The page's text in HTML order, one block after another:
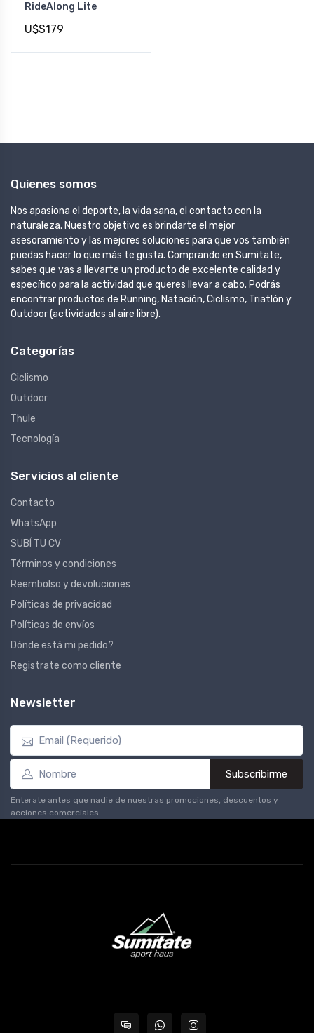
RideAlong Lite
U$S179
Quienes somos
Nos apasiona el deporte, la vida sana, el contacto con la
naturaleza. Nuestro objetivo es brindarte el mejor
asesoramiento y las mejores soluciones para que vos también
puedas hacer lo que más te gusta. Comprando en Sumitate,
sabes que vas a llevarte un producto de excelente calidad y
específico para la actividad que queres llevar a cabo. Podrás
encontrar productos de Running, Natación, Ciclismo, Triatlón y
Outdoor (actividades al aire libre).
Categorías
Ciclismo
Outdoor
Thule
Tecnología
Servicios al cliente
Contacto
WhatsApp
SUBÍ TU CV
Términos y condiciones
Reembolso y devoluciones
Políticas de privacidad
Políticas de envíos
Dónde está mi pedido?
Registrate como cliente
Newsletter
Subscribirme
Enterate antes que nadie de nuestras promociones, descuentos y
acciones comerciales.